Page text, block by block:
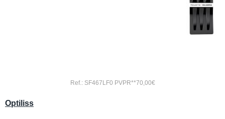
Ref.: SF467LF0 PVPR**70,00€
Optiliss